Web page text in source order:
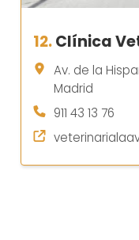
12.Clínica
Av. de la
Madrid
911 43 13 76